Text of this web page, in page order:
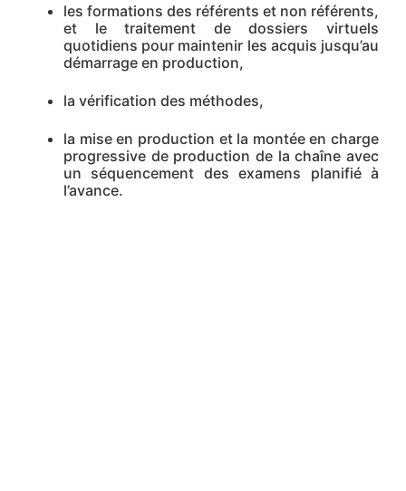
les formations des référents et non référents,
et le traitement de dossiers virtuels
quotidiens pour maintenir les acquis jusqu’au
démarrage en production,
la vérification des méthodes,
la mise en production et la montée en charge
progressive de production de la chaîne avec
un séquencement des examens planifié à
l’avance.